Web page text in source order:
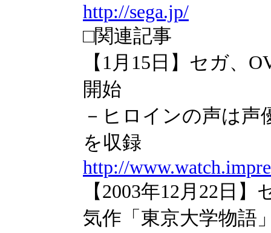
http://sega.jp/
□関連記事
【1月15日】セガ、
開始
－ヒロインの声は
を収録
http://
【2003年12月22日
気作「東京大学物語